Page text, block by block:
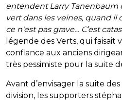
entendent Larry Tanenbaum
vert dans les veines, quand
ce n'est pas grave… C’est
légende des Verts, qui faisait
confiance aux anciens
très pessimiste pour la suite
Avant d’envisager la suite
division, les supporters